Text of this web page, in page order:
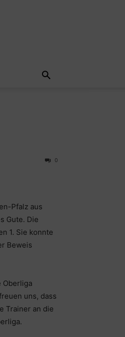
0
Pfalz aus
Gute. Die
1. Sie konnte
Beweis
uns, dass
Trainer an die